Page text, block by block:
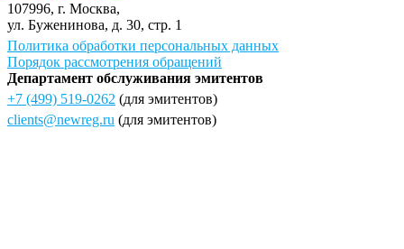
107996, г. Москва,
ул. Буженинова, д. 30, стр. 1
Политика обработки персональных данных
Порядок рассмотрения обращений
Департамент обслуживания эмитентов
+7 (499) 519-0262 (для эмитентов)
clients@newreg.ru (для эмитентов)